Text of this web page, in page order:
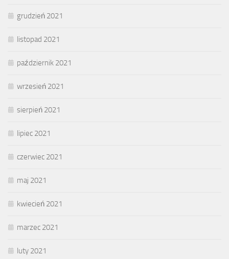
grudzień 2021
listopad 2021
październik 2021
wrzesień 2021
sierpień 2021
lipiec 2021
czerwiec 2021
maj 2021
kwiecień 2021
marzec 2021
luty 2021